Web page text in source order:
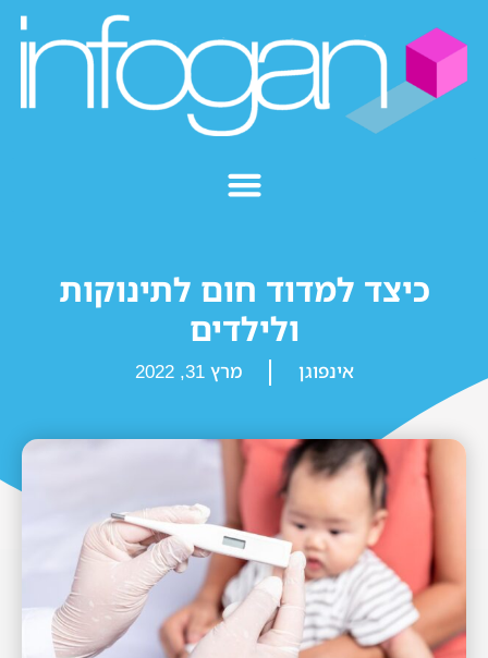
כיצד למדוד חום לתינוקות
ולילדים
אינפוגן מרץ 31, 2022